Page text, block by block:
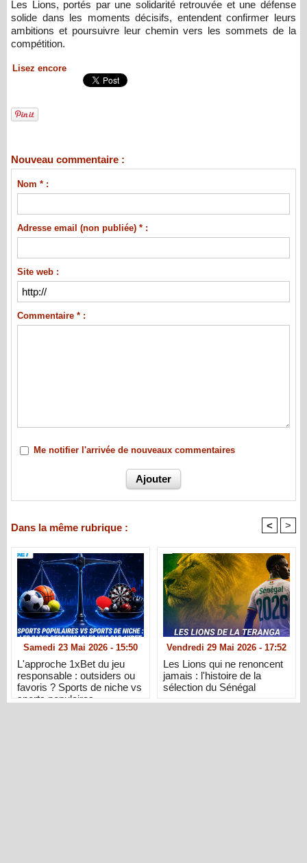
Les Lions, portés par une solidarité retrouvée et une défense
solide dans les moments décisifs, entendent confirmer leurs
ambitions et poursuivre leur chemin vers les sommets de la
compétition.
Lisez encore
Nouveau commentaire :
Nom * :
Adresse email (non publiée) * :
Site web :
Commentaire * :
Me notifier l'arrivée de nouveaux commentaires
Dans la même rubrique : < >
Samedi 23 Mai 2026 - 15:50
L'approche 1xBet du jeu
responsable : outsiders ou
favoris ? Sports de niche vs
sports populaires
Vendredi 29 Mai 2026 - 17:52
Les Lions qui ne renoncent
jamais : l'histoire de la
sélection du Sénégal